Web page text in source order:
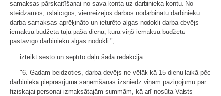
samaksas pārskaitīšanai no sava konta uz darbinieka kontu. No
steidzamos, īslaicīgos, vienreizējos darbos nodarbinātu darbinieku
darba samaksas aprēķināto un ieturēto algas nodokli darba devējs
iemaksā budžetā tajā pašā dienā, kurā viņš iemaksā budžetā
pastāvīgo darbinieku algas nodokli.";
izteikt sesto un septīto daļu šādā redakcijā:
"6. Gadam beidzoties, darba devējs ne vēlāk kā 15 dienu laikā pēc
darbinieka pieprasījuma saņemšanas izsniedz viņam paziņojumu par
fiziskajai personai izmaksātajām summām, kā arī nosūta Valsts